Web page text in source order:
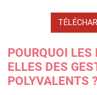
POURQUOI
ELLES DES
POLYVALENTS ?